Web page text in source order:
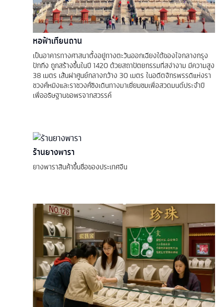
หอฟ้าเทียนถาน
เป็นอาคารทางศาสนาตั้งอยู่ทางตะวันออกเฉียงใต้ของใจกลางกรุง
ปักกิ่ง ถูกสร้างขึ้นในปี 1420 ด้วยสถาปัตยกรรมที่สง่างาม มีความสูง
38 เมตร เส้นผ่าศูนย์กลางกว้าง 30 เมตร ในอดีตจักรพรรดิแห่งรา
ชวงศ์หมิงและราชวงศ์ชิงเดินทางมาเยี่ยมชมเพื่อสวดมนต์ประจำปี
เพื่ออธิษฐานขอพรจากสวรรค์
ร้านยางพารา
ยางพาราสินค้าขึ้นชื่อของประเทศจีน